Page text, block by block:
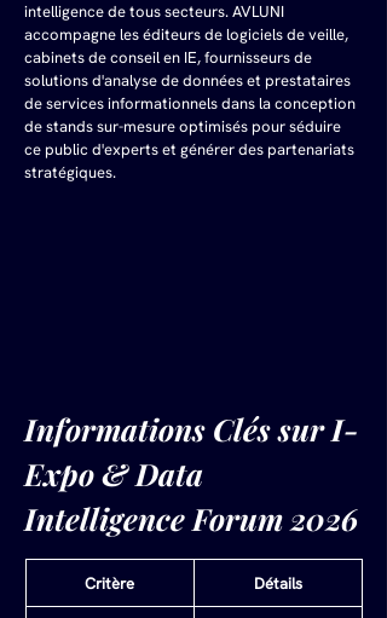
intelligence de tous secteurs. AVLUNI
accompagne les éditeurs de logiciels de veille,
cabinets de conseil en IE, fournisseurs de
solutions d'analyse de données et prestataires
de services informationnels dans la conception
de stands sur-mesure optimisés pour séduire
ce public d'experts et générer des partenariats
stratégiques.
Informations Clés sur I-
Expo & Data
Intelligence Forum 2026
Critère Détails